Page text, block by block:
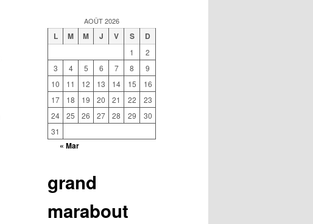
AOÛT 2026
L M M J V S D
1
2
3
4 5 6 7 8
9
10
11 12 13 14 15
16
17
18 19 20 21 22
23
24
25 26 27 28 29
30
31
« Mar
grand
marabout